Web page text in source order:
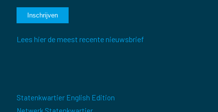
Lees hier de meest recente nieuwsbrief
Statenkwartier English Edition